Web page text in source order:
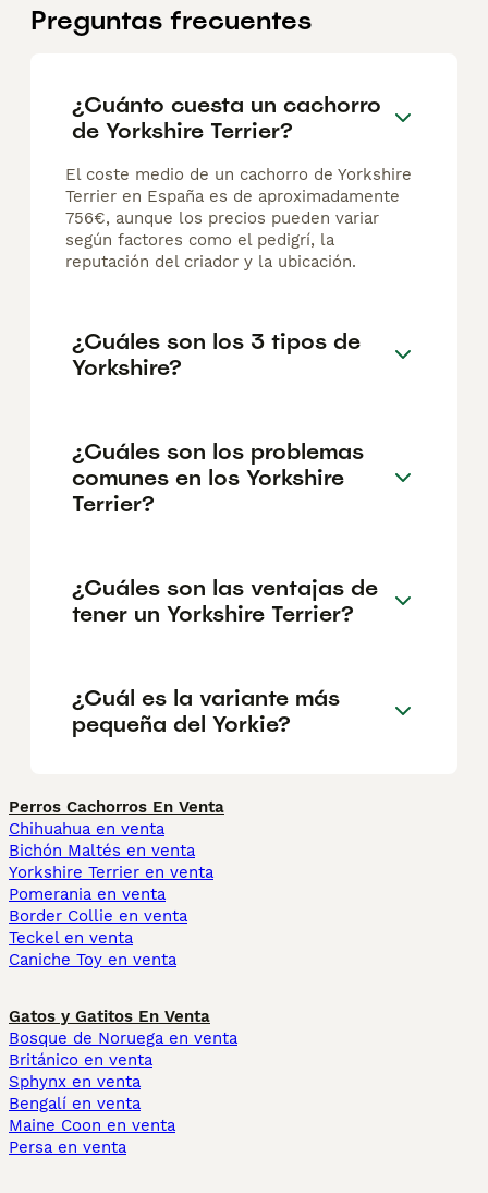
Preguntas frecuentes
¿Cuánto cuesta un cachorro
de Yorkshire Terrier?
El coste medio de un cachorro de Yorkshire
Terrier en España es de aproximadamente
756€, aunque los precios pueden variar
según factores como el pedigrí, la
reputación del criador y la ubicación.
¿Cuáles son los 3 tipos de
Yorkshire?
¿Cuáles son los problemas
comunes en los Yorkshire
Terrier?
¿Cuáles son las ventajas de
tener un Yorkshire Terrier?
¿Cuál es la variante más
pequeña del Yorkie?
Perros Cachorros En Venta
Chihuahua en venta
Bichón Maltés en venta
Yorkshire Terrier en venta
Pomerania en venta
Border Collie en venta
Teckel en venta
Caniche Toy en venta
Gatos y Gatitos En Venta
Bosque de Noruega en venta
Británico en venta
Sphynx en venta
Bengalí en venta
Maine Coon en venta
Persa en venta